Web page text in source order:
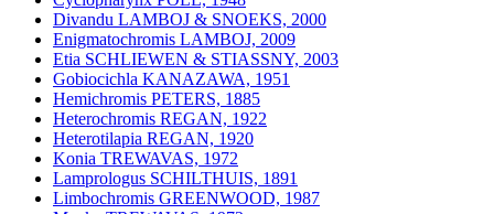
Divandu LAMBOJ & SNOEKS, 2000
Enigmatochromis LAMBOJ, 2009
Etia SCHLIEWEN & STIASSNY, 2003
Gobiocichla KANAZAWA, 1951
Hemichromis PETERS, 1885
Heterochromis REGAN, 1922
Heterotilapia REGAN, 1920
Konia TREWAVAS, 1972
Lamprologus SCHILTHUIS, 1891
Limbochromis GREENWOOD, 1987